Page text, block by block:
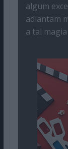
algum
adiantam
a tal